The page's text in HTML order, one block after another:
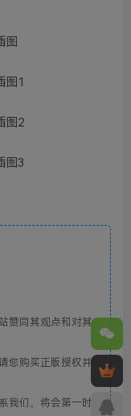
赞同其观点和对其
您购买正版授权并
我们。将会第一时